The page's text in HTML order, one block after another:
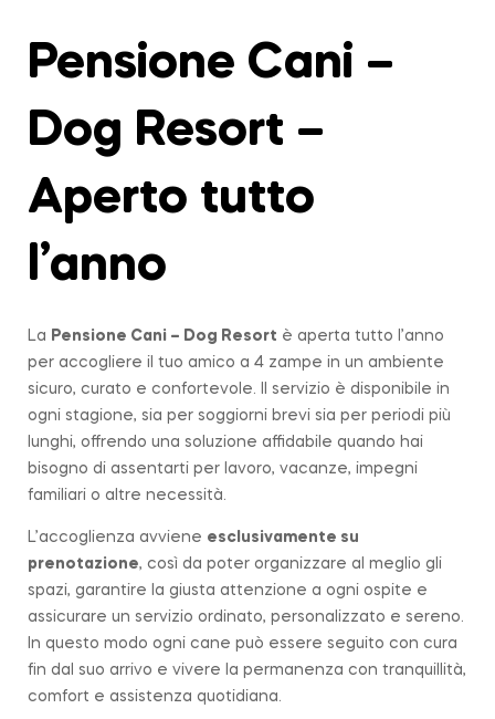
Pensione Cani –
Dog Resort –
Aperto tutto
l’anno
La Pensione Cani – Dog Resort è aperta tutto l’anno
per accogliere il tuo amico a 4 zampe in un ambiente
sicuro, curato e confortevole. Il servizio è disponibile in
ogni stagione, sia per soggiorni brevi sia per periodi più
lunghi, offrendo una soluzione affidabile quando hai
bisogno di assentarti per lavoro, vacanze, impegni
familiari o altre necessità.
L’accoglienza avviene esclusivamente su
prenotazione, così da poter organizzare al meglio gli
spazi, garantire la giusta attenzione a ogni ospite e
assicurare un servizio ordinato, personalizzato e sereno.
In questo modo ogni cane può essere seguito con cura
fin dal suo arrivo e vivere la permanenza con tranquillità,
comfort e assistenza quotidiana.